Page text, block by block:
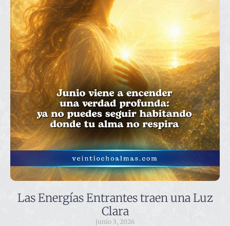
Las Energías Entrantes traen una Luz
Clara
junio 3, 2026